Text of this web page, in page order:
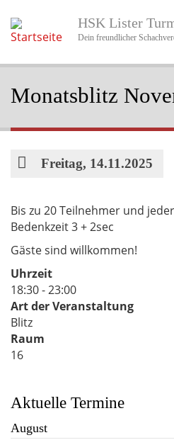
zum
Inhalt
HSK Lister
Dein freundlicher
Monatsblitz
DatumFreitag, 14.11.2025
Bis zu 20 Teilnehmer und
Bedenkzeit 3 + 2sec
Gäste sind willkommen!
Uhrzeit
18:30 - 23:00
Art der Veranstaltung
Blitz
Raum
16
Aktuelle Termine
August